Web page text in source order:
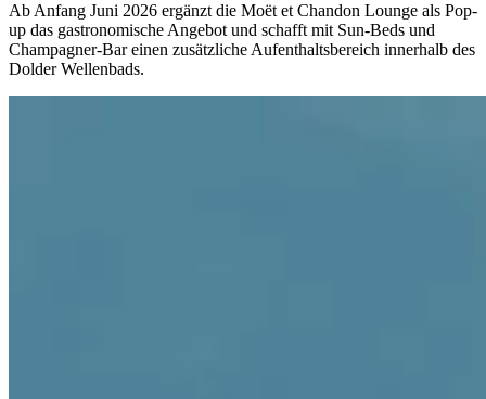
Ab Anfang Juni 2026 ergänzt die Moët et Chandon Lounge als Pop-
up das gastronomische Angebot und schafft mit Sun-Beds und
Champagner-Bar einen zusätzliche Aufenthaltsbereich innerhalb des
Dolder Wellenbads.